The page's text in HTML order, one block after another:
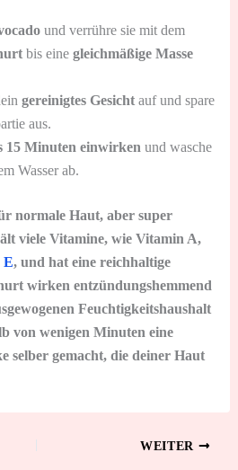
und verrühre sie mit dem
bis eine gleichmäßige Masse
gereinigtes Gesichtauf und spare
aus.
15 Minuten einwirken und wasche
Wasser ab.
normale Haut, aber super
viele Vitamine, wie Vitamin A,
E, und hat eine reichhaltige
wirken entzündungshemmend
Feuchtigkeitshaushalt
von wenigen Minuten eine
selber gemacht, die deiner Haut
WEITER